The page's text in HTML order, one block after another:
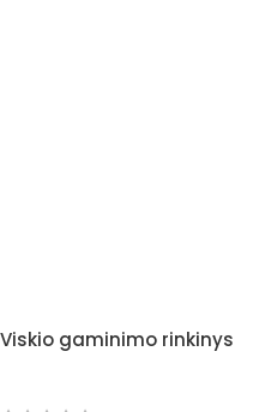
Viskio gaminimo rinkinys